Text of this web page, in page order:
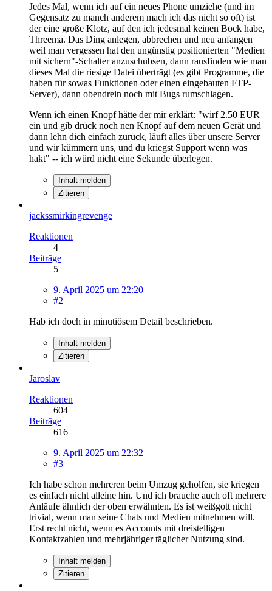
Jedes Mal, wenn ich auf ein neues Phone umziehe (und im
Gegensatz zu manch anderem mach ich das nicht so oft) ist
der eine große Klotz, auf den ich jedesmal keinen Bock habe,
Threema. Das Ding anlegen, abbrechen und neu anfangen
weil man vergessen hat den ungünstig positionierten "Medien
mit sichern"-Schalter anzuschubsen, dann rausfinden wie man
dieses Mal die riesige Datei überträgt (es gibt Programme, die
haben für sowas Funktionen oder einen eingebauten FTP-
Server), dann obendrein noch mit Bugs rumschlagen.
Wenn ich einen Knopf hätte der mir erklärt: "wirf 2.50 EUR
ein und gib drück noch nen Knopf auf dem neuen Gerät und
dann lehn dich einfach zurück, läuft alles über unsere Server
und wir kümmern uns, und du kriegst Support wenn was
hakt" -- ich würd nicht eine Sekunde überlegen.
Inhalt melden
Zitieren
jackssmirkingrevenge
Reaktionen
4
Beiträge
5
9. April 2025 um 22:20
#2
Hab ich doch in minutiösem Detail beschrieben.
Inhalt melden
Zitieren
Jaroslav
Reaktionen
604
Beiträge
616
9. April 2025 um 22:32
#3
Ich habe schon mehreren beim Umzug geholfen, sie kriegen
es einfach nicht alleine hin. Und ich brauche auch oft mehrere
Anläufe ähnlich der oben erwähnten. Es ist weißgott nicht
trivial, wenn man seine Chats und Medien mitnehmen will.
Erst recht nicht, wenn es Accounts mit dreistelligen
Kontaktzahlen und mehrjähriger täglicher Nutzung sind.
Inhalt melden
Zitieren